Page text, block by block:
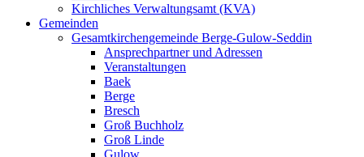
Kirchliches Verwaltungsamt (KVA)
Gemeinden
Gesamtkirchengemeinde Berge-Gulow-Seddin
Ansprechpartner und Adressen
Veranstaltungen
Baek
Berge
Bresch
Groß Buchholz
Groß Linde
Gulow